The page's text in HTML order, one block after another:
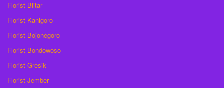
Florist Blitar
Florist Kanigoro
Florist Bojonegoro
Florist Bondowoso
Florist Gresik
Florist Jember